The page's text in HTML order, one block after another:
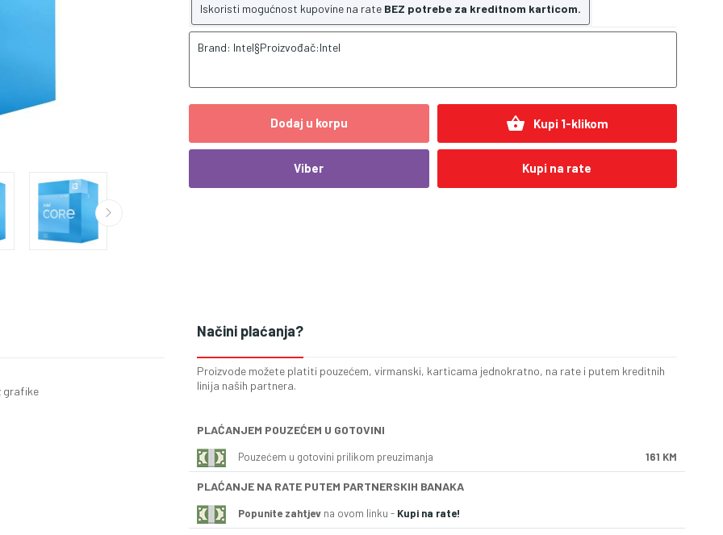
Iskoristi mogućnost kupovine na rate BEZ potrebe za kreditnom karticom.
Brand: Intel§Proizvođač:Intel
Dodaj u korpu shopping_basket Kupi 1-klikom
Viber Kupi na rate
grafike
Načini plaćanja?
Proizvode možete platiti pouzećem, virmanski, karticama jednokratno, na rate i putem kreditnih
linija naših partnera.
PLAĆANJEM POUZEĆEM U GOTOVINI
Pouzećem u gotovini prilikom preuzimanja 161 KM
PLAĆANJE NA RATE PUTEM PARTNERSKIH BANAKA
Popunite zahtjev na ovom linku - Kupi na rate!